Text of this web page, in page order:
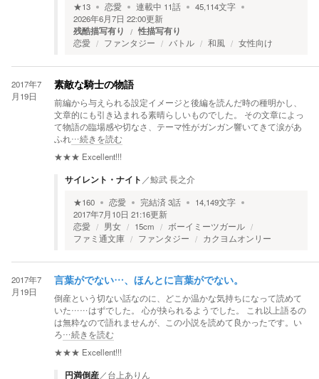
★13 恋愛 連載中 11話 45,114文字
2026年6月7日 22:00更新
残酷描写有り 性描写有り
恋愛 ファンタジー バトル 和風 女性向け
2017年7
月19日
素敵な騎士の物語
前編から与えられる設定イメージと後編を読んだ時の種明かし、
文章的にも引き込まれる素晴らしいものでした。 その文章によっ
て物語の臨場感や切なさ、テーマ性がガンガン響いてきて涙があ
ふれ…続きを読む
★★★ Excellent!!!
サイレント・ナイト ／鯨武 長之介
★160 恋愛 完結済3話 14,149文字
2017年7月10日 21:16更新
恋愛
男女 15cm
ボーイミーツガール
ファミ通文庫
ファンタジー カクヨムオンリー
2017年7
月19日
言葉がでない…、ほんとに言葉がでない。
倒産という切ない話なのに、どこか温かな気持ちになって読めて
いた……はずでした。 心が抉られるようでした。 これ以上語るの
は無粋なので語れませんが、この小説を読めて良かったです。い
ろ…続きを読む
★★★ Excellent!!!
円満倒産／台上ありん